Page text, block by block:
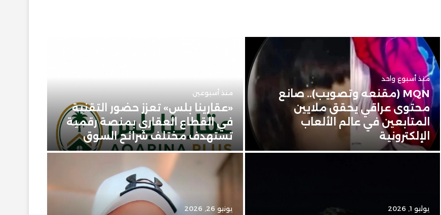
منذ أسبوع واحد
MQN (مقنعه وتصويب).. صانع
محتوى عراقي يحقق ملايين
المتابعين في عالم الألعاب
الإلكترونية
منذ أسبوعين
«عقارينا بلس» تعزز حضور التقنية
في القطاع العقاري بمنصة رقمية
تستهدف مختلف شرائح السوق
يوليو 1, 2026 يونيو 26, 2026